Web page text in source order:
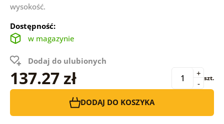
wysokość.
Dostępność:
w magazynie
Dodaj do ulubionych
137.27 zł -
+ szt.
DODAJ DO KOSZYKA